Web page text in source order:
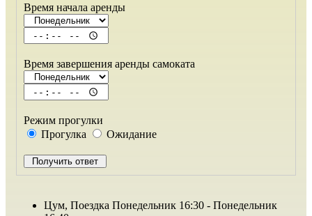
Время начала аренды
Время завершения аренды самоката
Режим прогулки
Прогулка
Ожидание
Цум, Поездка Понедельник 16:30 - Понедельник